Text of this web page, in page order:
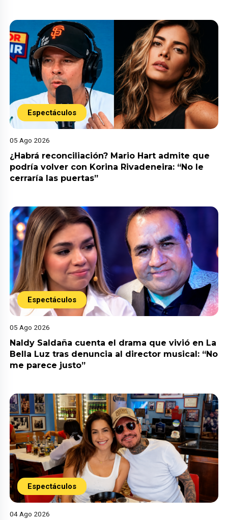
Espectáculos
05 Ago 2026
¿Habrá reconciliación? Mario Hart admite que
podría volver con Korina Rivadeneira: “No le
cerraría las puertas”
Espectáculos
05 Ago 2026
Naldy Saldaña cuenta el drama que vivió en La
Bella Luz tras denuncia al director musical: “No
me parece justo”
Espectáculos
04 Ago 2026